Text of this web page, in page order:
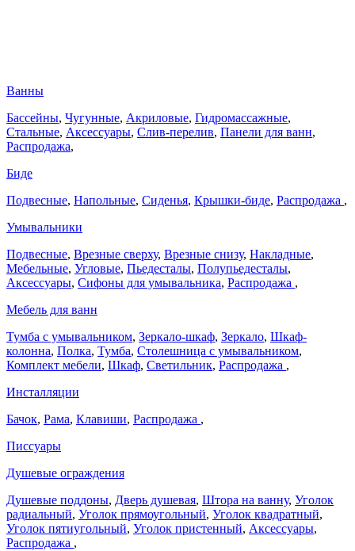
Ванны
Бассейны, Чугунные, Акриловые, Гидромассажные,
Стальные, Аксессуары, Слив-перелив, Панели для ванн,
Распродажа,
Биде
Подвесные, Напольные, Сиденья, Крышки-биде, Распродажа ,
Умывальники
Подвесные, Врезные сверху, Врезные снизу, Накладные,
Мебельные, Угловые, Пьедесталы, Полупьедесталы,
Аксессуары, Сифоны для умывальника, Распродажа ,
Мебель для ванн
Тумба с умывальником, Зеркало-шкаф, Зеркало, Шкаф-
колонна, Полка, Тумба, Столешница с умывальником,
Комплект мебели, Шкаф, Светильник, Распродажа ,
Инсталляции
Бачок, Рама, Клавиши, Распродажа ,
Писсуары
Душевые ограждения
Душевые поддоны, Дверь душевая, Штора на ванну, Уголок
радиальный, Уголок прямоугольный, Уголок квадратный,
Уголок пятиугольный, Уголок пристенный, Аксессуары,
Распродажа ,